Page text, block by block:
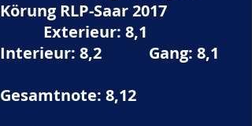
Körung RLP-Saar 2017
Exterieur: 8,1
Interieur: 8,2 Gang: 8,1
Gesamtnote: 8,12